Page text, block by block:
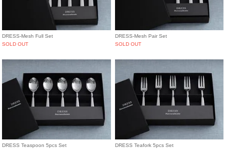
DRESS-Mesh Full Set
SOLD OUT
DRESS-Mesh Pair Set
SOLD OUT
DRESS Teaspoon 5pcs Set
DRESS Teafork 5pcs Set